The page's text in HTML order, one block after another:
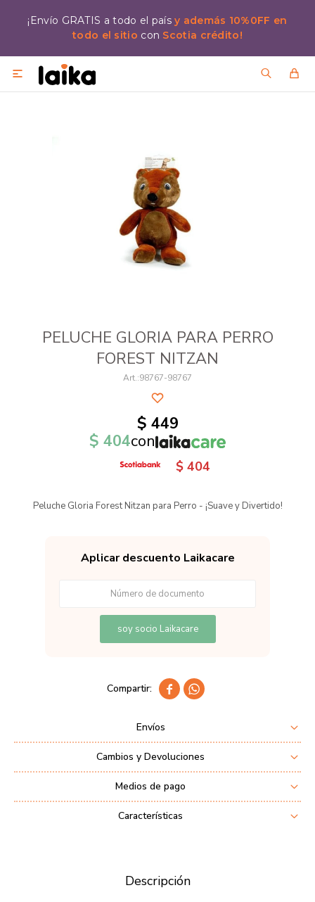
¡Envío GRATIS a todo el paísy además 10%0FF en
todo el sitio con Scotia crédito!

PELUCHE GLORIA PARA PERRO
FOREST NITZAN
98767-98767
$ 449
$ 404con
$ 404
Peluche Gloria Forest Nitzan para Perro - ¡Suave y Divertido!
Aplicar descuento Laikacare
soy socio Laikacare
 
Envíos
Cambios y Devoluciones
Medios de pago
Características
Descripción